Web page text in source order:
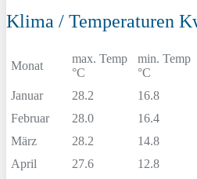
Klima / Temperaturen
Monat
max. Temp
°C
min. Temp
°C
Januar 28.2 16.8
Februar
28.0 16.4
März
28.2 14.8
April
27.6 12.8